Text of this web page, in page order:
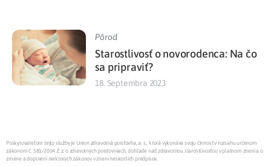
Pôrod
Starostlivosť o novorodenca: Na čo
sa pripraviť?
18. Septembra 2023
Poskytovateľom tejto služby je Union zdravotná poisťovňa, a. s., ktorá vykonáva svoju činnosť v rozsahu určenom
zákonom č. 581/2004 Z.z. o zdravotných poisťovniach, dohľade nad zdravotnou starostlivosťou v platnom znení a o
zmene a doplnení niektorých zákonov v znení neskorších predpisov.